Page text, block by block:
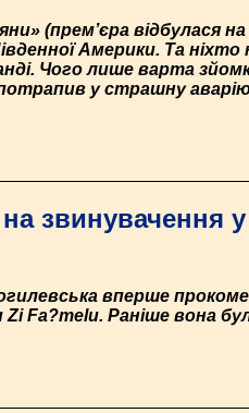
(прем’єра відбулася
Америки. Та ніхто
Чого лише варта
у страшну
звинувачення у
вперше
Zi Fa?melu. Раніше вона